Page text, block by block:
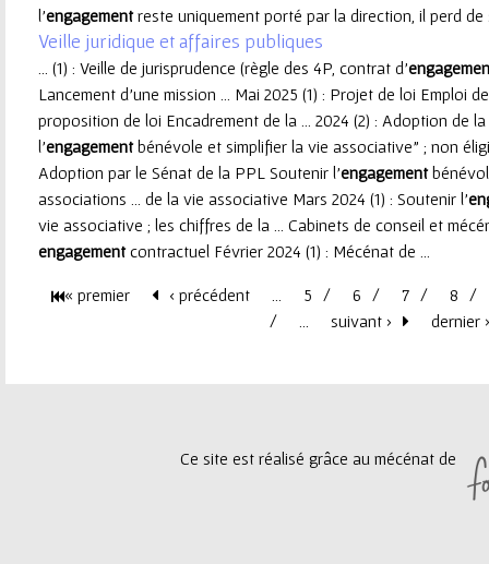
l’engagementreste uniquement porté par la direction, il perd de
Veille juridique et affaires publiques
... (1) : Veille de jurisprudence (règle des 4P, contrat d'
Lancement d'une mission ... Mai 2025 (1) : Projet de loi Emploi
proposition de loi Encadrement de la ... 2024 (2) : Adoption de
l'engagementbénévole et simplifier la vie associative" ; non
Adoption par le Sénat de la PPL Soutenir l'engagement
associations ... de la vie associative Mars 2024 (1) : Soutenir l'
vie associative ; les chiffres de la ... Cabinets de conseil et
engagementcontractuel Février 2024 (1) : Mécénat de ...
« premier ‹ précédent 5 6 7
8
suivant › dernier
Ce site est réalisé grâce au mécénat de